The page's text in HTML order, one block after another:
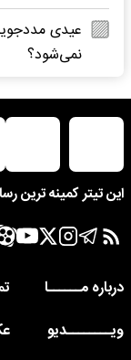
عیدی
نمی‌شود؟
این تیتر کمینه ترین
درباره مــــــا
ویــــــــدیو